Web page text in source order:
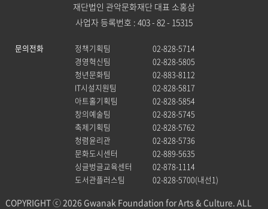
재단법인 관악문화재단 대표 소홍삼
사업자 등록번호 : 403 - 82 - 15315
문의전화 정책기획팀
02-828-5714
경영혁신팀
02-828-5805
청년문화팀
02-883-8112
IT시설지원팀
02-828-5817
아트홀기획팀
02-828-5854
창의예술팀
02-828-5745
축제기획팀
02-828-5762
청렴윤리관
02-828-5736
문화도시센터
02-889-5635
싱글벙글교육센터
02-878-1114
도서관플러스팀
02-828-5700(내선1)
COPYRIGHT ⓒ 2026 Gwanak Foundation for Arts & Culture. ALL